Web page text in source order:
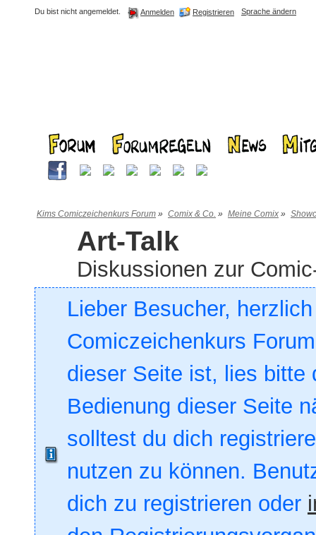
Du bist nicht angemeldet. Anmelden Registrieren Sprache ändern
Kims Comiczeichenkurs Forum » Comix & Co. » Meine Comix »
Art-Talk
Diskussionen zur
Lieber Besucher,
Comiczeichenkurs
dieser Seite ist, lies bitte
Bedienung dieser Seite
solltest du dich
nutzen zu können.
dich zu registrieren oder